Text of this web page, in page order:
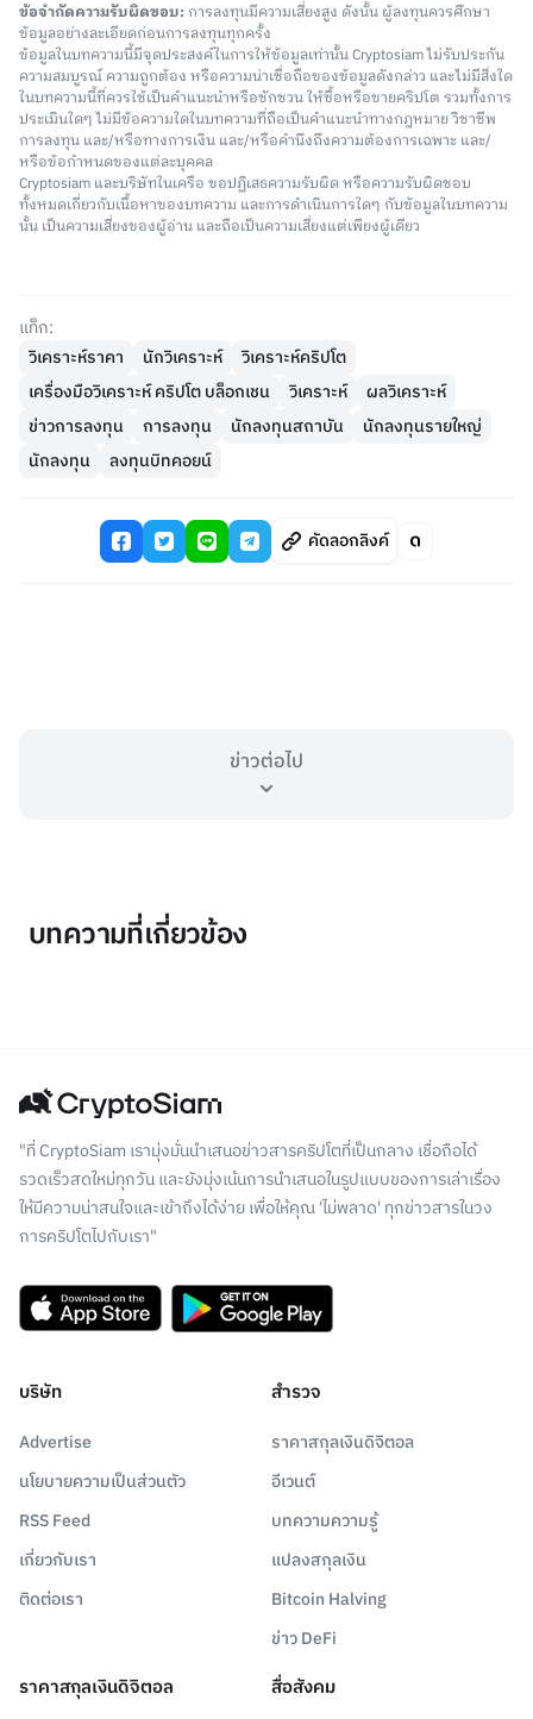
ข้อจำกัดความรับผิดชอบ: การลงทุนมีความเสี่ยงสูง ดังนั้น ผู้ลงทุนควรศึกษา
ข้อมูลอย่างละเอียดก่อนการลงทุนทุกครั้ง
ข้อมูลในบทความนี้มีจุดประสงค์ในการให้ข้อมูลเท่านั้น Cryptosiam ไม่รับประกัน
ความสมบูรณ์ ความถูกต้อง หรือความน่าเชื่อถือของข้อมูลดังกล่าว และไม่มีสิ่งใด
ในบทความนี้ที่ควรใช้เป็นคำแนะนำหรือชักชวน ให้ซื้อหรือขายคริปโต รวมทั้งการ
ประเมินใดๆ ไม่มีข้อความใดในบทความที่ถือเป็นคำแนะนำทางกฎหมาย วิชาชีพ
การลงทุน และ/หรือทางการเงิน และ/หรือคำนึงถึงความต้องการเฉพาะ และ/
หรือข้อกำหนดของแต่ละบุคคล
Cryptosiam และบริษัทในเครือ ขอปฏิเสธความรับผิด หรือความรับผิดชอบ
ทั้งหมดเกี่ยวกับเนื้อหาของบทความ และการดำเนินการใดๆ กับข้อมูลในบทความ
นั้น เป็นความเสี่ยงของผู้อ่าน และถือเป็นความเสี่ยงแต่เพียงผู้เดียว
แท็ก:
วิเคราะห์ราคา
นักวิเคราะห์
วิเคราะห์คริปโต
เครื่องมือวิเคราะห์ คริปโต บล็อกเชน
วิเคราะห์
ผลวิเคราะห์
ข่าวการลงทุน
การลงทุน นักลงทุนสถาบัน
นักลงทุนรายใหญ่
นักลงทุน
ลงทุนบิทคอยน์
คัดลอกลิงค์
ข่าวต่อไป
บทความที่เกี่ยวข้อง
"ที่ CryptoSiam เรามุ่งมั่นนำเสนอข่าวสารคริปโตที่เป็นกลาง เชื่อถือได้
รวดเร็วสดใหม่ทุกวัน และยังมุ่งเน้นการนำเสนอในรูปแบบของการเล่าเรื่อง
ให้มีความน่าสนใจและเข้าถึงได้ง่าย เพื่อให้คุณ 'ไม่พลาด' ทุกข่าวสารในวง
การคริปโตไปกับเรา"
บริษัท
Advertise
นโยบายความเป็นส่วนตัว
RSS Feed
เกี่ยวกับเรา
ติดต่อเรา
สำรวจ
ราคาสกุลเงินดิจิตอล
อีเวนต์
บทความความรู้
แปลงสกุลเงิน
Bitcoin Halving
ข่าว DeFi
ราคาสกุลเงินดิจิตอล สื่อสังคม